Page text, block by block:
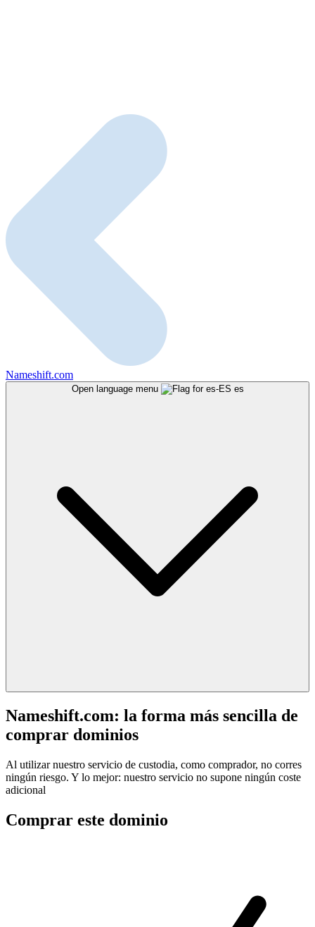
Nameshift.com
Open language menu es
Nameshift.com: la forma más sencilla de
comprar dominios
Al utilizar nuestro servicio de custodia, como comprador, no corres
ningún riesgo. Y lo mejor: nuestro servicio no supone ningún coste
adicional
Comprar este dominio